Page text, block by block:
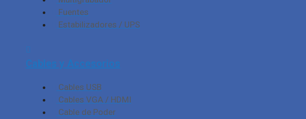
Fuentes
Estabilizadores / UPS
Cables y Accesorios
Cables USB
Cables VGA / HDMI
Cable de Poder